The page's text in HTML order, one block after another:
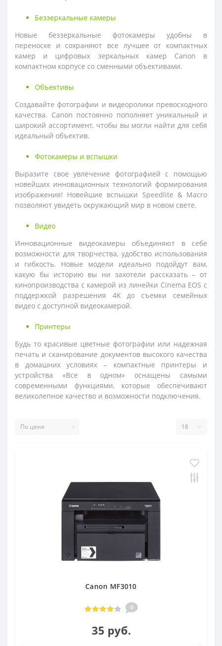
Беззеркальные камеры
Новые беззеркальные фотокамеры удобны в
переноске и сохраняют все лучшее от компактных
камер и цифровых зеркальных камер Canon в
компактном корпусе со сменными объективами.
Объективы
Создавайте фотографии и видеоролики превосходного
качества. Canon постоянно пополняет уникальный и
широкий ассортимент, чтобы вы могли найти для себя
идеальный объектив.
Фотокамеры и вспышки
Выразите свое увлечение фотографией с помощью
новейших инновационных технологий формирования
изображения! Новейшие вспышки Speedlite & Macro
позволяют увидеть окружающий мир в новом свете.
Видео
Инновационные видеокамеры объединяют в себе
возможности для творчества, удобство использования
и гибкость. Новые модели идеально подойдут вам,
какую бы историю вы ни захотели рассказать – от
кинопроизводства с камерой из линейки Cinema EOS с
поддержкой разрешения 4K до съемки семейных
видео с доступной видеокамерой.
Принтеры
Будь то красивые цветные фотографии или надежная
печать и сканирование документов высокого качества
в домашних условиях – компактные принтеры и
устройства «Все в одном» оснащены самыми
современными функциями, которые обеспечивают
великолепное качество и возможности подключения.
Canon MF3010
0
35 руб.